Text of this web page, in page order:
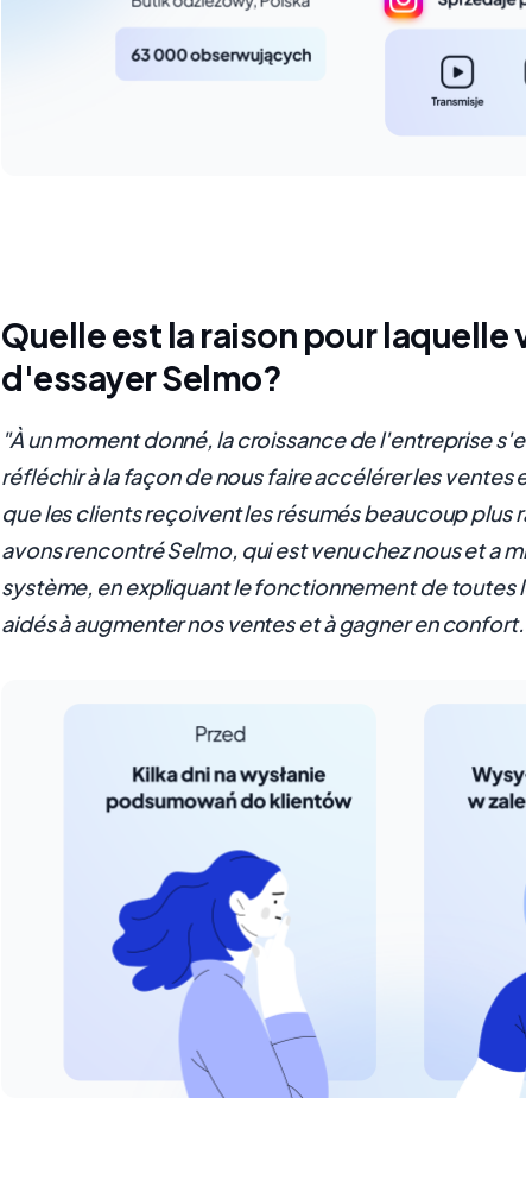
Quelle est la raison pour laquelle
d'essayer Selmo?
"À un moment donné, la croissance de l'entreprise
réfléchir à la façon de nous faire accélérer les ventes
que les clients reçoivent les résumés beaucoup plus
avons rencontré Selmo, qui est venu chez nous et a
système, en expliquant le fonctionnement de toutes
aidés à augmenter nos ventes et à gagner en